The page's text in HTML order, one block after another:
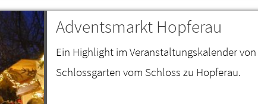
Adventsmarkt Hopferau
Ein Highlight im Veranstaltungskalender
Schlossgarten vom Schloss zu Hopferau.